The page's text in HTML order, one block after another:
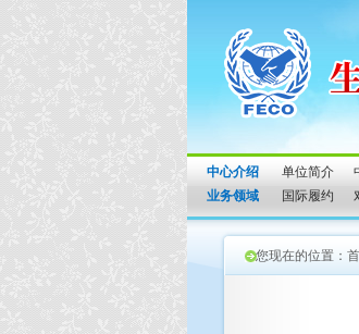
中心介绍 单位简介
业务领域
国际履约
您现在的位置：